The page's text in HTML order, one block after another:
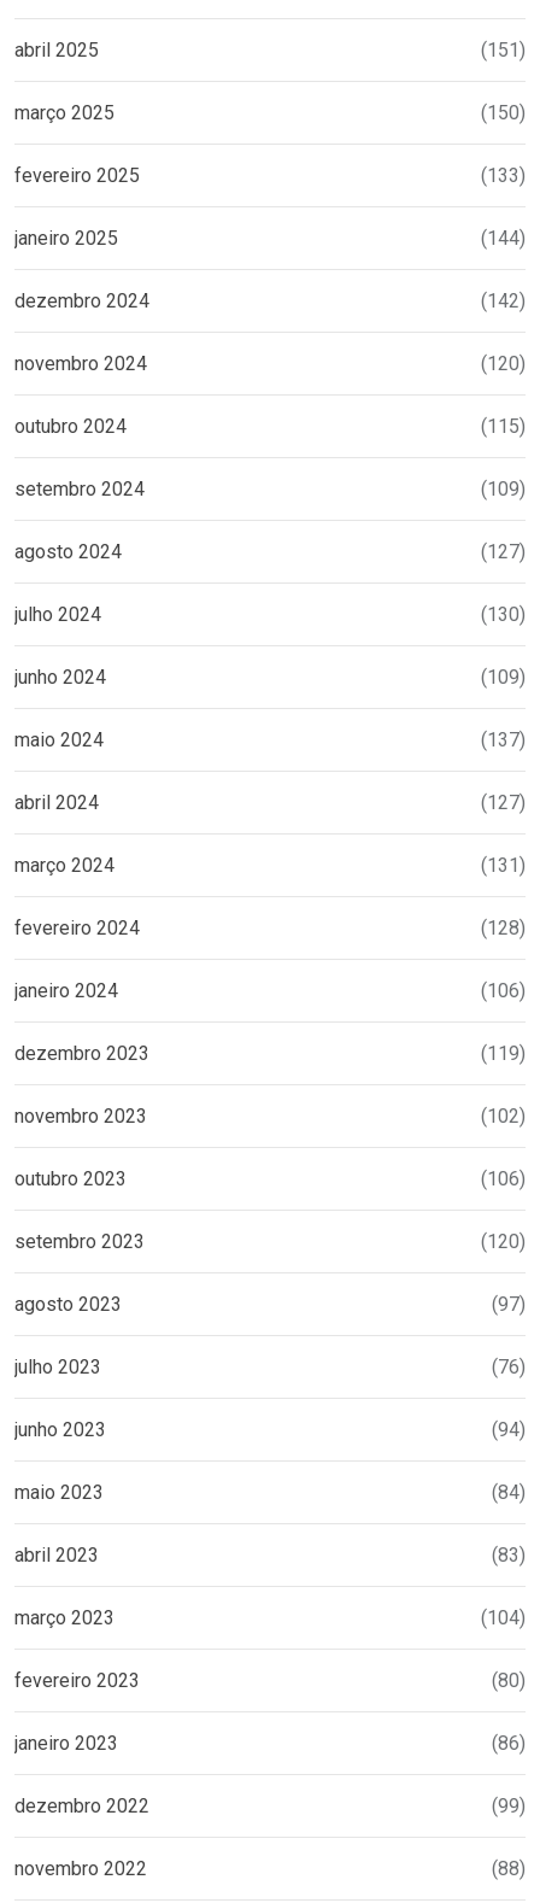
abril 2025 (151)
março 2025 (150)
fevereiro 2025 (133)
janeiro 2025 (144)
dezembro 2024 (142)
novembro 2024 (120)
outubro 2024 (115)
setembro 2024 (109)
agosto 2024 (127)
julho 2024 (130)
junho 2024 (109)
maio 2024 (137)
abril 2024 (127)
março 2024 (131)
fevereiro 2024 (128)
janeiro 2024 (106)
dezembro 2023 (119)
novembro 2023 (102)
outubro 2023 (106)
setembro 2023 (120)
agosto 2023 (97)
julho 2023 (76)
junho 2023 (94)
maio 2023 (84)
abril 2023 (83)
março 2023 (104)
fevereiro 2023 (80)
janeiro 2023 (86)
dezembro 2022 (99)
novembro 2022 (88)